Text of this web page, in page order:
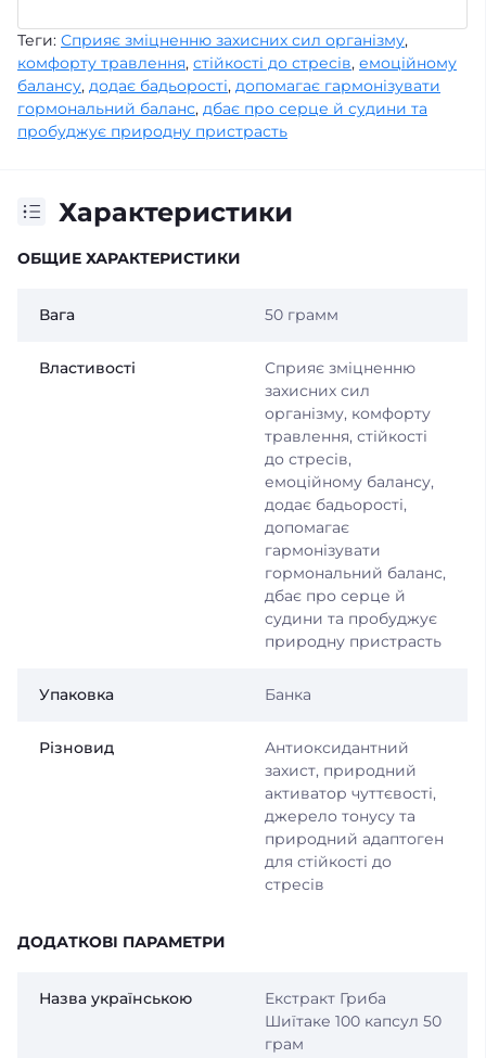
Теги: Сприяє зміцненню захисних сил організму,
комфорту травлення, стійкості до стресів, емоційному
балансу, додає бадьорості, допомагає гармонізувати
гормональний баланс, дбає про серце й судини та
пробуджує природну пристрасть
Характеристики
ОБЩИЕ ХАРАКТЕРИСТИКИ
Вага 50 грамм
Властивості
Сприяє зміцненню
захисних сил
організму, комфорту
травлення, стійкості
до стресів,
емоційному балансу,
додає бадьорості,
допомагає
гармонізувати
гормональний баланс,
дбає про серце й
судини та пробуджує
природну пристрасть
Упаковка Банка
Різновид
Антиоксидантний
захист, природний
активатор чуттєвості,
джерело тонусу та
природний адаптоген
для стійкості до
стресів
ДОДАТКОВІ ПАРАМЕТРИ
Назва українською
Екстракт Гриба
Шиїтаке 100 капсул 50
грам